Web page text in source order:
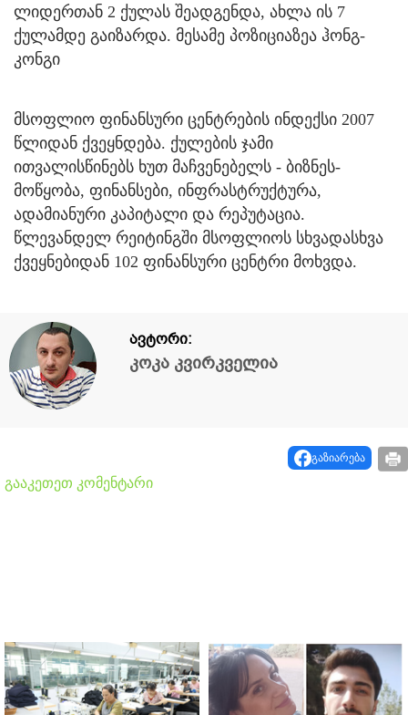
ლიდერთან 2 ქულას შეადგენდა, ახლა ის 7
ქულამდე გაიზარდა. მესამე პოზიციაზეა ჰონგ-
კონგი
მსოფლიო ფინანსური ცენტრების ინდექსი 2007
წლიდან ქვეყნდება. ქულების ჯამი
ითვალისწინებს ხუთ მაჩვენებელს - ბიზნეს-
მოწყობა, ფინანსები, ინფრასტრუქტურა,
ადამიანური კაპიტალი და რეპუტაცია.
წლევანდელ რეიტინგში მსოფლიოს სხვადასხვა
ქვეყნებიდან 102 ფინანსური ცენტრი მოხვდა.
ავტორი:
კოკა კვირკველია
გაზიარება
გააკეთეთ კომენტარი